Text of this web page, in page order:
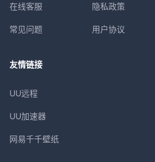
在线客服
常见问题
隐私政策
用户协议
友情链接
UU远程
UU加速器
网易千千壁纸